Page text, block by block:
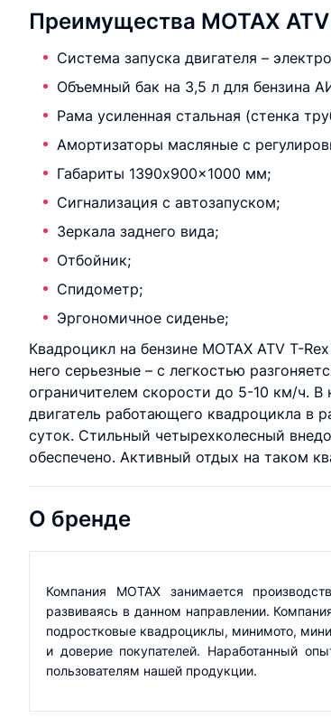
Преимущества MOTAX
Система запуска двигателя –
Объемный бак на 3,5 л для бензина
Рама усиленная стальная (стенка
Амортизаторы масляные с
Габариты 1390x900x1000 мм;
Сигнализация с автозапуском;
Зеркала заднего вида;
Отбойник;
Спидометр;
Эргономичное сиденье;
Квадроцикл на бензине MOTAX ATV T-
него серьезные – с легкостью
ограничителем скорости до 5-10 км/ч.
двигатель работающего квадроцикла в
суток. Стильный четырехколесный
обеспечено. Активный отдых на таком
О бренде
Компания MOTAX занимается
развиваясь в данном направлении.
подростковые квадроциклы, минимото,
и доверие покупателей. Наработанный
пользователям нашей продукции.